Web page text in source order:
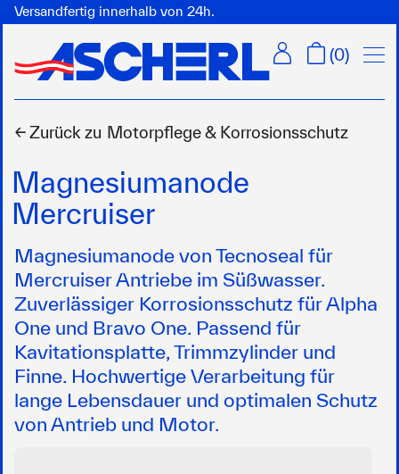
Versandfertig innerhalb von 24h.
(0)
← Zurück zu Motorpflege & Korrosionsschutz
Magnesiumanode
Mercruiser
Magnesiumanode von Tecnoseal für
Mercruiser Antriebe im Süßwasser.
Zuverlässiger Korrosionsschutz für Alpha
One und Bravo One. Passend für
Kavitationsplatte, Trimmzylinder und
Finne. Hochwertige Verarbeitung für
lange Lebensdauer und optimalen Schutz
von Antrieb und Motor.